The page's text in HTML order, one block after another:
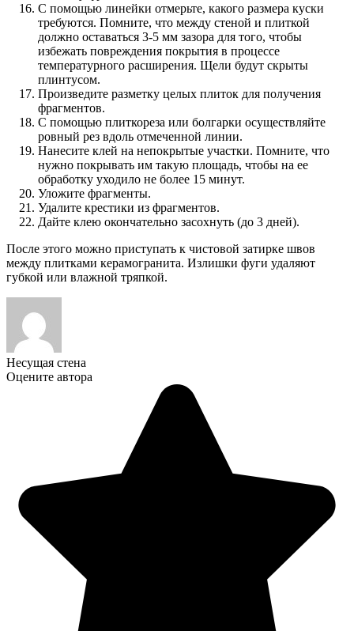
С помощью линейки отмерьте, какого размера куски
требуются. Помните, что между стеной и плиткой
должно оставаться 3-5 мм зазора для того, чтобы
избежать повреждения покрытия в процессе
температурного расширения. Щели будут скрыты
плинтусом.
Произведите разметку целых плиток для получения
фрагментов.
С помощью плиткореза или болгарки осуществляйте
ровный рез вдоль отмеченной линии.
Нанесите клей на непокрытые участки. Помните, что
нужно покрывать им такую площадь, чтобы на ее
обработку уходило не более 15 минут.
Уложите фрагменты.
Удалите крестики из фрагментов.
Дайте клею окончательно засохнуть (до 3 дней).
После этого можно приступать к чистовой затирке швов
между плитками керамогранита. Излишки фуги удаляют
губкой или влажной тряпкой.
Несущая стена
Оцените автора